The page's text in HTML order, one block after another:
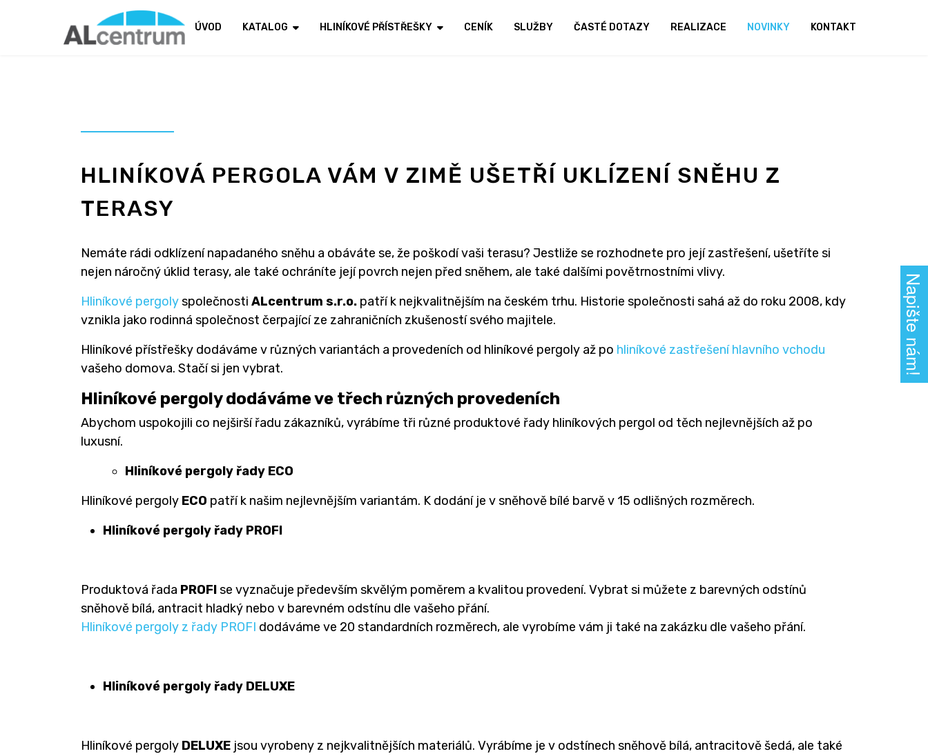
ÚVOD KATALOG HLINÍKOVÉ PŘÍSTŘEŠKY CENÍK SLUŽBY ČASTÉ DOTAZY REALIZACE NOVINKY KONTAKT
HLINÍKOVÁ PERGOLA VÁM V ZIMĚ UŠETŘÍ UKLÍZENÍ SNĚHU Z
TERASY
Nemáte rádi odklízení napadaného sněhu a obáváte se, že poškodí vaši terasu? Jestliže se rozhodnete pro její zastřešení, ušetříte si
nejen náročný úklid terasy, ale také ochráníte její povrch nejen před sněhem, ale také dalšími povětrnostními vlivy.
Hliníkové pergolyspolečnosti ALcentrum s.r.o. patří k nejkvalitnějším na českém trhu. Historie společnosti sahá až do roku 2008, kdy
vznikla jako rodinná společnost čerpající ze zahraničních zkušeností svého majitele.
Hliníkové přístřešky dodáváme v různých variantách a provedeních od hliníkové pergoly až po hliníkové zastřešení hlavního vchodu
vašeho domova. Stačí si jen vybrat.
Hliníkové pergoly dodáváme ve třech různých provedeních
Abychom uspokojili co nejširší řadu zákazníků, vyrábíme tři různé produktové řady hliníkových pergol od těch nejlevnějších až po
luxusní.
Hliníkové pergoly řady ECO
Hliníkové pergoly ECO patří k našim nejlevnějším variantám. K dodání je v sněhově bílé barvě v 15 odlišných rozměrech.
Hliníkové pergoly řady PROFI
Produktová řada PROFIse vyznačuje především skvělým poměrem a kvalitou provedení. Vybrat si můžete z barevných odstínů
sněhově bílá, antracit hladký nebo v barevném odstínu dle vašeho přání.
Hliníkové pergoly z řady PROFI dodáváme ve 20 standardních rozměrech, ale vyrobíme vám ji také na zakázku dle vašeho přání.
Hliníkové pergoly řady DELUXE
Hliníkové pergoly DELUXE jsou vyrobeny z nejkvalitnějších materiálů. Vyrábíme je v odstínech sněhově bílá, antracitově šedá, ale také
Napište nám!